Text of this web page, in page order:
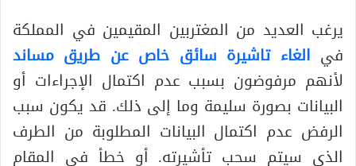
يرغب العديد من المغتربين المقيمين في المملكة
في الغاء تاشيرة سائق خاص عن طريق مساند
لأنهم مرفوضون بسبب عدم اكتمال الإجراءات أو
البيانات بصورة سليمة وما إلى ذلك. قد يكون سبب
الرفض عدم اكتمال البيانات المطلوبة من الطرف
الذي سيتم سحب تأشيرته. أو خطأ في المقام